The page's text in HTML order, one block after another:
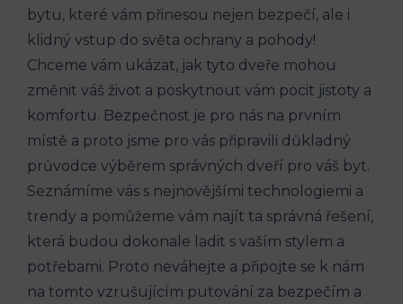
bytu, které vám přinesou nejen bezpečí, ale i
klidný vstup do světa ochrany a pohody!
Chceme vám ukázat, jak tyto dveře mohou
změnit váš život a poskytnout vám pocit jistoty a
komfortu. Bezpečnost je pro nás na prvním
místě a proto jsme pro vás připravili důkladný
průvodce výběrem správných dveří pro váš byt.
Seznámíme vás s nejnovějšími technologiemi a
trendy a pomůžeme vám najít ta správná řešení,
která budou dokonale ladit s vaším stylem a
potřebami. Proto neváhejte a připojte se k nám
na tomto vzrušujícím putování za bezpečím a